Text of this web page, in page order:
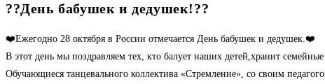
??День бабушек и дедушек!??
❤️Ежегодно 28 октября в России отмечается День бабушек и дедушек.❤️
В этот день мы поздравляем тех, кто балует наших детей,хранит
Обучающиеся танцевального коллектива «Стремление», со своим